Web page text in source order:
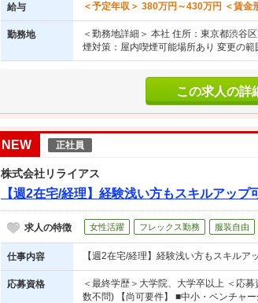
給与 ＜予定年収＞ 380万円～430万円 ＜賃
勤務地
＜勤務地詳細＞ 本社 住所：東京都渋谷
煙対策：屋内喫煙可能場所あり 変更の
この求人の詳
NEW 正社員
株式会社リライアス
【週2在宅/経理】経験浅い方もスキルアッ
求人の特徴 女性活躍 フレックス勤務 服装自由
仕事内容 【週2在宅/経理】経験浅い方もスキル
応募資格
＜最終学歴＞大学院、大学卒以上 ＜応
数不問) 【尚可要件】 ■中小・ベンチャ